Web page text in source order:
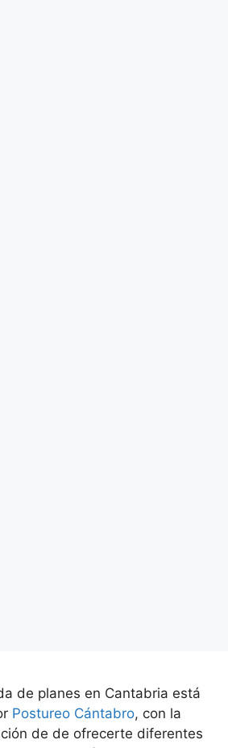
de planes en Cantabria está
Postureo Cántabro, con la
de de ofrecerte diferentes